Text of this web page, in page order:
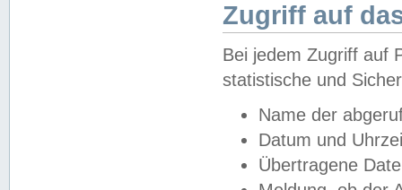
Zugriff auf
Bei jedem Zugriff auf
statistische und
Name der
Datum und
Übertragene